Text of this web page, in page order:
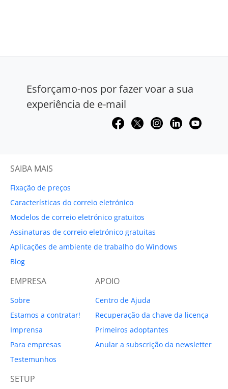
Esforçamo-nos por fazer voar a sua
experiência de e-mail
SAIBA MAIS
Fixação de preços
Características do correio eletrónico
Modelos de correio eletrónico gratuitos
Assinaturas de correio eletrónico gratuitas
Aplicações de ambiente de trabalho do Windows
Blog
EMPRESA
Sobre
Estamos a contratar!
Imprensa
Para empresas
Testemunhos
APOIO
Centro de Ajuda
Recuperação da chave da licença
Primeiros adoptantes
Anular a subscrição da newsletter
SETUP